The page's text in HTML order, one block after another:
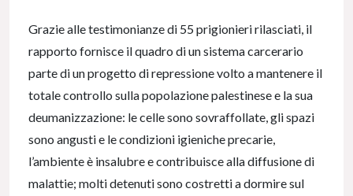
Grazie alle testimonianze di 55 prigionieri rilasciati, il
rapporto fornisce il quadro di un sistema carcerario
parte di un progetto di repressione volto a mantenere il
totale controllo sulla popolazione palestinese e la sua
deumanizzazione: le celle sono sovraffollate, gli spazi
sono angusti e le condizioni igieniche precarie,
l’ambiente è insalubre e contribuisce alla diffusione di
malattie; molti detenuti sono costretti a dormire sul